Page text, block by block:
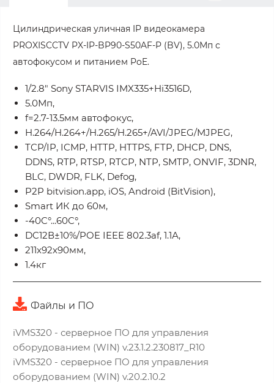
Цилиндрическая уличная IP видеокамера
PROXISCCTV PX-IP-BP90-S50AF-P (BV), 5.0Мп с
автофокусом и питанием PoE.
1/2.8" Sony STARVIS IMX335+Hi3516D,
5.0Мп,
f=2.7-13.5мм автофокус,
H.264/H.264+/H.265/H.265+/AVI/JPEG/MJPEG,
TCP/IP, ICMP, HTTP, HTTPS, FTP, DHCP, DNS,
DDNS, RTP, RTSP, RTCP, NTP, SMTP, ONVIF, 3DNR,
BLC, DWDR, FLK, Defog,
P2P bitvision.app, iOS, Android (BitVision),
Smart ИК до 60м,
-40C°...60C°,
DC12В±10%/POE IEEE 802.3af, 1.1А,
211x92x90мм,
1.4кг
Файлы и ПО
iVMS320 - серверное ПО для управления
оборудованием (WIN) v.23.1.2.230817_R10
iVMS320 - серверное ПО для управления
оборудованием (WIN) v.20.2.10.2